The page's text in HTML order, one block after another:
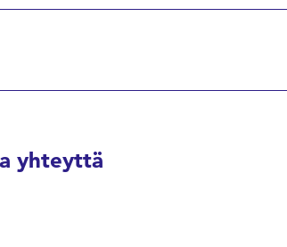
yhteyttä